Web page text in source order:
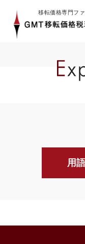
移転価格専門フ
用